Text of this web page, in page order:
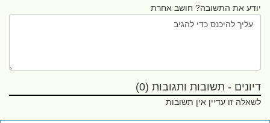
יודע את התשובה? חושב אחרת
דיונים - תשובות ותגובות (0)
לשאלה זו עדיין אין תשובות